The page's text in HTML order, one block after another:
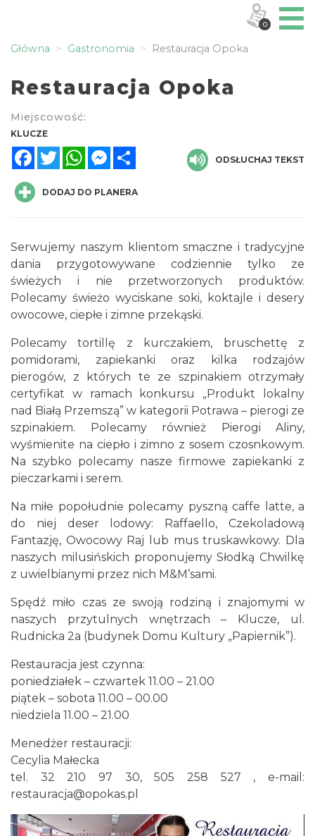
Główna Gastronomia Restauracja Opoka
Restauracja Opoka
Miejscowość:
KLUCZE
FacebookTwitterWhatsAppMessenger
ODSŁUCHAJ TEKST
DODAJ DO PLANERA
Serwujemy naszym klientom smaczne i tradycyjne
dania przygotowywane codziennie tylko ze
świeżych i nie przetworzonych produktów.
Polecamy świeżo wyciskane soki, koktajle i desery
owocowe, ciepłe i zimne przekąski.
Polecamy tortillę z kurczakiem, bruschettę z
pomidorami, zapiekanki oraz kilka rodzajów
pierogów, z których te ze szpinakiem otrzymały
certyfikat w ramach konkursu „Produkt lokalny
nad Białą Przemszą” w kategorii Potrawa – pierogi ze
szpinakiem. Polecamy również Pierogi Aliny,
wyśmienite na ciepło i zimno z sosem czosnkowym.
Na szybko polecamy nasze firmowe zapiekanki z
pieczarkami i serem.
Na miłe popołudnie polecamy pyszną caffe latte, a
do niej deser lodowy: Raffaello, Czekoladową
Fantazję, Owocowy Raj lub mus truskawkowy. Dla
naszych milusińskich proponujemy Słodką Chwilkę
z uwielbianymi przez nich M&M’sami.
Spędź miło czas ze swoją rodziną i znajomymi w
naszych przytulnych wnętrzach – Klucze, ul.
Rudnicka 2a (budynek Domu Kultury „Papiernik”).
Restauracja jest czynna:
poniedziałek – czwartek 11.00 – 21.00
piątek – sobota 11.00 – 00.00
niedziela 11.00 – 21.00
Menedżer restauracji:
Cecylia Małecka
tel. 32 210 97 30, 505 258 527 , e-mail:
restauracja@opokas.pl
0